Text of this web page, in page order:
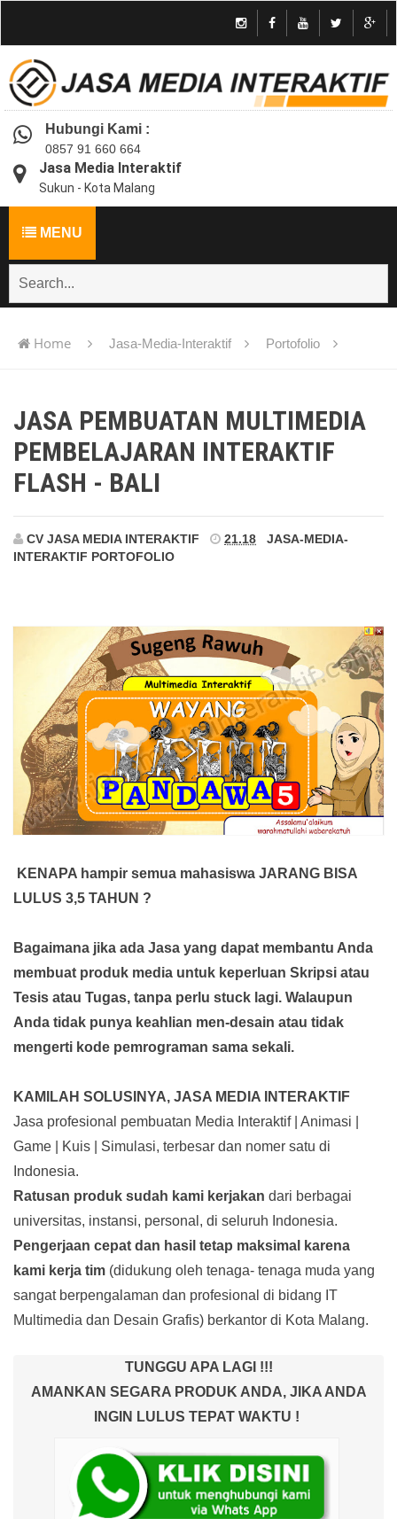
Hubungi Kami :
0857 91 660 664
Jasa Media Interaktif
Sukun - Kota Malang
MENU
Home Jasa-Media-Interaktif Portofolio
JASA PEMBUATAN MULTIMEDIA
PEMBELAJARAN INTERAKTIF
FLASH - BALI
CV JASA MEDIA INTERAKTIF 21.18
JASA-MEDIA-
INTERAKTIF PORTOFOLIO
KENAPA hampir semua mahasiswa JARANG BISA
LULUS 3,5 TAHUN ?
Bagaimana jika ada Jasa yang dapat membantu Anda
membuat produk media untuk keperluan Skripsi atau
Tesis atau Tugas, tanpa perlu stuck lagi. Walaupun
Anda tidak punya keahlian men-desain atau tidak
mengerti kode pemrograman sama sekali.
KAMILAH SOLUSINYA, JASA MEDIA INTERAKTIF
Jasa profesional pembuatan Media Interaktif | Animasi |
Game | Kuis | Simulasi, terbesar dan nomer satu di
Indonesia.
Ratusan produk sudah kami kerjakan dari berbagai
universitas, instansi, personal, di seluruh Indonesia.
Pengerjaan cepat dan hasil tetap maksimal karena
kami kerja tim (didukung oleh tenaga- tenaga muda yang
sangat berpengalaman dan profesional di bidang IT
Multimedia dan Desain Grafis) berkantor di Kota Malang.
TUNGGU APA LAGI !!!
AMANKAN SEGARA PRODUK ANDA, JIKA ANDA
INGIN LULUS TEPAT WAKTU !